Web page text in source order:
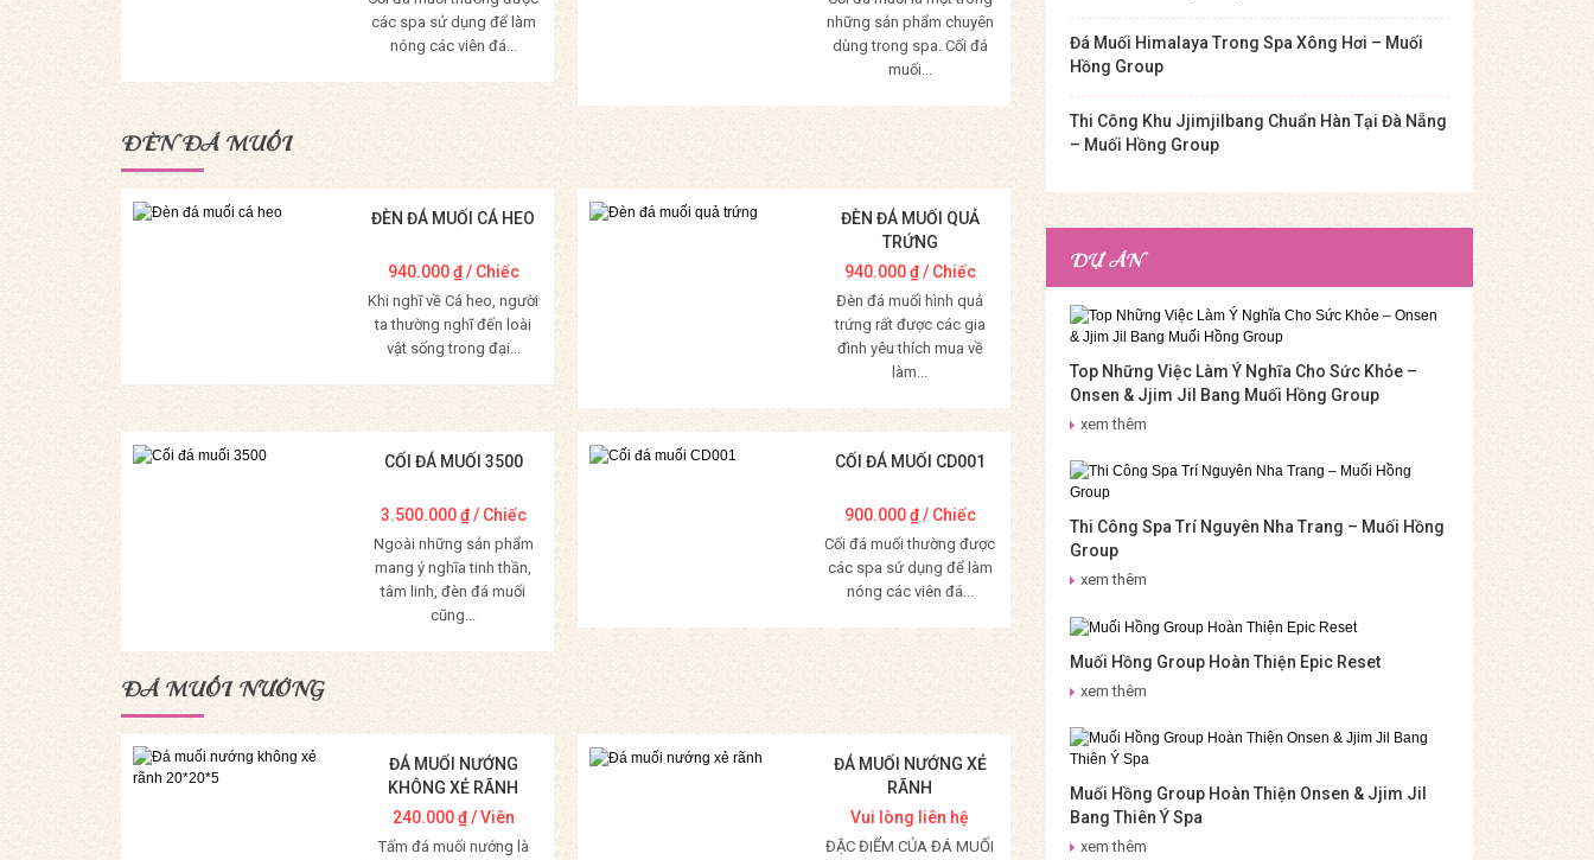
các spa sử dụng để làm
nóng các viên đá...
Mua Hàng
những sản phẩm chuyên
dùng trong spa. Cối đá
muối...
Mua Hàng
ĐÈN ĐÁ MUỐI
ĐÈN ĐÁ MUỐI CÁ HEO
940.000₫/ Chiếc
Khi nghĩ về Cá heo, người
ta thường nghĩ đến loài
vật sống trong đại...
Mua Hàng
ĐÈN ĐÁ MUỐI QUẢ
TRỨNG
940.000₫/ Chiếc
Đèn đá muối hình quả
trứng rất được các gia
đình yêu thích mua về
làm...
Mua Hàng
CỐI ĐÁ MUỐI 3500
3.500.000₫/ Chiếc
Ngoài những sản phẩm
mang ý nghĩa tinh thần,
tâm linh, đèn đá muối
cũng...
Mua Hàng
CỐI ĐÁ MUỐI CD001
900.000₫/ Chiếc
Cối đá muối thường được
các spa sử dụng để làm
nóng các viên đá...
ĐÁ MUỐI NƯỚNG
ĐÁ MUỐI NƯỚNG
KHÔNG XẺ RÃNH
20*20*5
240.000₫/ Viên
Tấm đá muối nướng là
ĐÁ MUỐI NƯỚNG XẺ
RÃNH
Vui lòng liên hệ
ĐẶC ĐIỂM CỦA ĐÁ MUỐI
Đá Muối Himalaya Trong Spa Xông Hơi – Muối
Hồng Group
Thi Công Khu Jjimjilbang Chuẩn Hàn Tại Đà Nẵng
– Muối Hồng Group
DỰ ÁN
Top Những Việc Làm Ý Nghĩa Cho Sức Khỏe –
Onsen & Jjim Jil Bang Muối Hồng Group
xem thêm
Thi Công Spa Trí Nguyên Nha Trang – Muối Hồng
Group
xem thêm
Muối Hồng Group Hoàn Thiện Epic Reset
xem thêm
Muối Hồng Group Hoàn Thiện Onsen & Jjim Jil
Bang Thiên Ý Spa
xem thêm